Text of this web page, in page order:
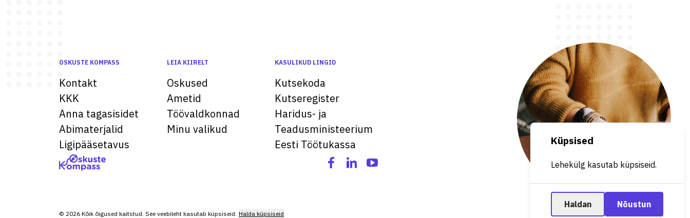
OSKUSTE KOMPASS
Kontakt
KKK
Anna tagasisidet
Abimaterjalid
Ligipääsetavus
LEIA KIIRELT
Oskused
Ametid
Töövaldkonnad
Minu valikud
KASULIKUD LINGID
Kutsekoda
Kutseregister
Haridus- ja
Teadusministeerium
Eesti Töötukassa
© 2026 Kõik õigused kaitstud. See veebileht kasutab küpsiseid. Halda küpsiseid
Küpsised
Lehekülg kasutab küpsiseid.
Haldan Nõustun